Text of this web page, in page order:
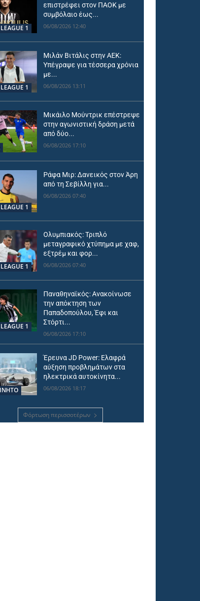
1
επιστρέφει στον ΠΑΟΚ με
συμβόλαιο έως...
06/08/2026 12:40
1
Μιλάν Βιτάλις στην ΑΕΚ:
Υπέγραψε για τέσσερα χρόνια
με...
06/08/2026 13:11
Μικάιλο Μούντρικ επέστρεψε
στην αγωνιστική δράση μετά
από δύο...
06/08/2026 17:10
1
Ράφα Μιρ: Δανεικός στον Άρη
από τη Σεβίλλη για...
06/08/2026 07:40
1
Ολυμπιακός: Τριπλό
μεταγραφικό χτύπημα με χαφ,
εξτρέμ και φορ...
06/08/2026 07:40
1
Παναθηναϊκός: Ανακοίνωσε
την απόκτηση των
Παπαδοπούλου, Έφι και
Στόρτι...
06/08/2026 17:10
Έρευνα JD Power: Ελαφρά
αύξηση προβλημάτων στα
ηλεκτρικά αυτοκίνητα...
06/08/2026 18:17
Φόρτωση περισσοτέρων